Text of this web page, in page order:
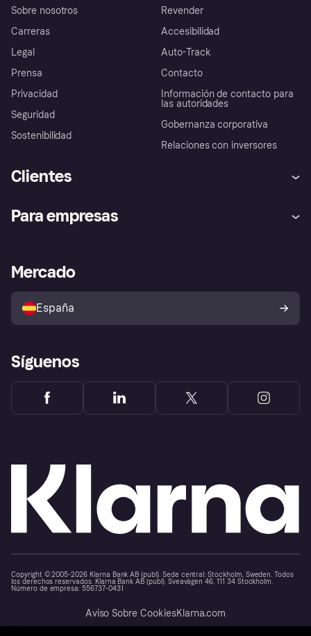
Sobre nosotros
Carreras
Legal
Prensa
Privacidad
Seguridad
Sostenibilidad
Revender
Accesibilidad
Auto-Track
Contacto
Información de contacto para
las autoridades
Gobernanza corporativa
Relaciones con inversores
Clientes
Inicio de sesión
Directorio de tiendas
Política de protección al
comprador de Klarna
Reclamaciones
Para empresas
Acceso empresas
Mercado
España
Síguenos
Copyright © 2005-2026 Klarna Bank AB (publ). Sede central: Stockholm, Sweden. Todos
los derechos reservados. Klarna Bank AB (publ). Sveavägen 46, 111 34 Stockholm.
Número de empresa: 556737-0431
Aviso Sobre CookiesKlarna.com